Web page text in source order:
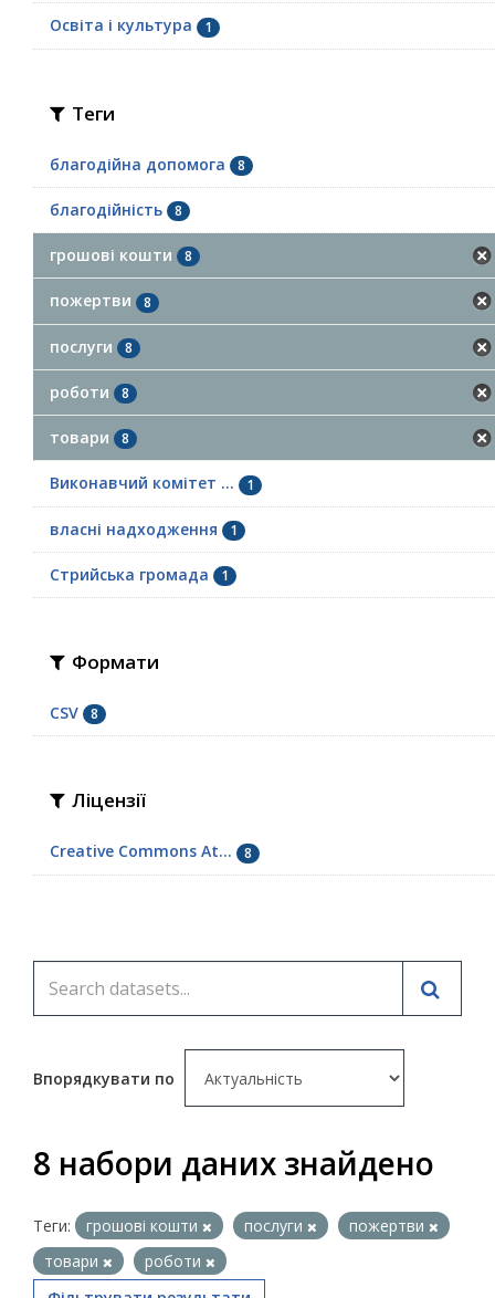
Освіта і культура 1
Теги
благодійна допомога 8
благодійність 8
грошові кошти 8
пожертви 8
послуги 8
роботи 8
товари 8
Виконавчий комітет ... 1
власні надходження 1
Стрийська громада 1
Формати
CSV 8
Ліцензії
Creative Commons At... 8
Впорядкувати по
8 набори даних знайдено
Теги: грошові кошти послуги
пожертви
товари
роботи